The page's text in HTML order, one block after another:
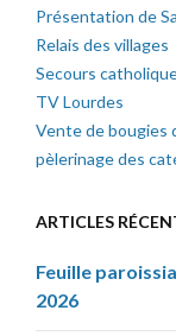
Présentation de
Relais des villages
Secours
TV Lourdes
Vente de bougies
pèlerinage des
ARTICLES
Feuille
2026